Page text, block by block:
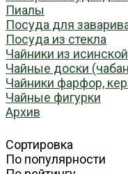
Пиалы
Посуда для
Посуда из стекла
Чайники из
Чайные доски
Чайники фарфор,
Чайные фигурки
Архив
Сортировка
По популярности